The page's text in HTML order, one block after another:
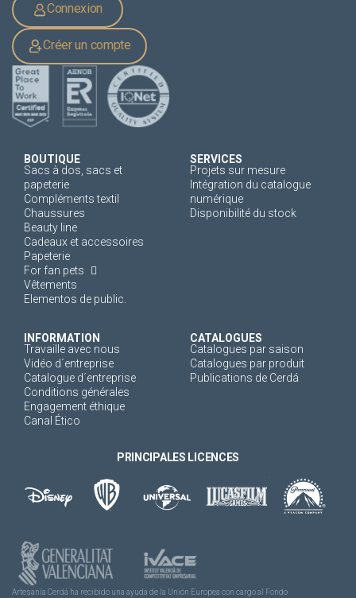
Connexion
Créer un compte
BOUTIQUE
Sacs à dos, sacs et
papeterie
Compléments textil
Chaussures
Beauty line
Cadeaux et accessoires
Papeterie
For fan pets
Vêtements
Elementos de public.
SERVICES
Projets sur mesure
Intégration du catalogue
numérique
Disponibilité du stock
INFORMATION
Travaille avec nous
Vidéo d´entreprise
Catalogue d´entreprise
Conditions générales
Engagement éthique
Canal Ético
CATALOGUES
Catalogues par saison
Catalogues par produit
Publications de Cerdá
PRINCIPALES LICENCES
Artesanía Cerdá ha recibido una ayuda de la Unión Europea con cargo al Fondo